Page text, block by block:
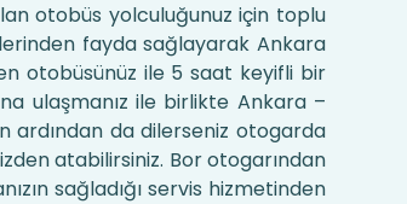
otobüs yolculuğunuz için toplu
fayda sağlayarak Ankara
otobüsünüz ile 5 saat keyifli bir
ulaşmanız ile birlikte Ankara –
ardından da dilerseniz otogarda
atabilirsiniz. Bor otogarından
sağladığı servis hizmetinden